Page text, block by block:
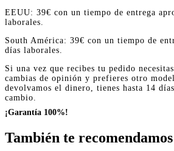
EEUU: 39€ con un tiempo de entrega
laborales.
South América: 39€ con un tiempo de
días laborales.
Si una vez que recibes tu pedido
cambias de opinión y prefieres otro
devolvamos el dinero, tienes hasta 14
cambio.
¡Garantía 100%!
También te